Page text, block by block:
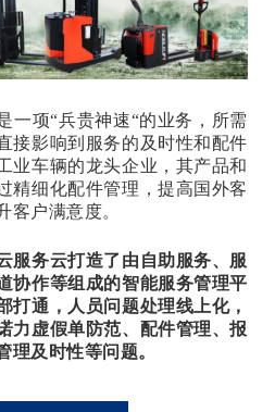
一项“兵贵神速“的业务，所需
接影响到服务的及时性和配件
业车辆的龙头企业，其产品和
精细化配件管理，提高国外客
客户满意度。
服务云打造了由自助服务、服
协作等组成的智能服务管理平
打通，人员问题处理线上化，
力虚假单防范、配件管理、报
理及时性等问题。